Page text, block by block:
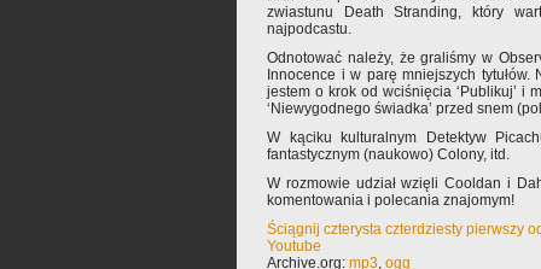
zwiastunu Death Stranding, który
najpodcastu.
Odnotować należy, że graliśmy w
Innocence i w parę mniejszych
jestem o krok od wciśnięcia ‘Publikuj’ i
‘Niewygodnego świadka’ przed snem
W kąciku kulturalnym Detektyw
fantastycznym (naukowo) Colony, itd.
W rozmowie udział wzięli Cooldan i
komentowania i polecania znajomym!
Ściągnij czterysta czterdziesty pierwszy
Youtube
Archive.org: mp3, ogg